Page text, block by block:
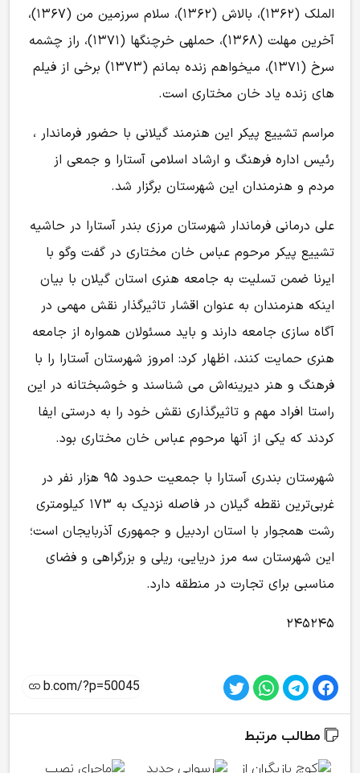
‏الملک (۱۳۶۲)، بالاش (۱۳۶۲)، سلام سرزمین من (۱۳۶۷)،
آخرین مهلت (۱۳۶۸)، حمله‏ی خرچنگها (۱۳۷۱)، راز چشمه
سرخ (۱۳۷۱)، می‏خواهم زنده بمانم (۱۳۷۳) برخی از فیلم
های زنده یاد خان مختاری است.
مراسم تشییع پیکر این هنرمند گیلانی با حضور فرماندار ،
رئیس اداره فرهنگ و ارشاد اسلامی آستارا و جمعی از
مردم و هنرمندان این شهرستان برگزار شد.
علی درمانی فرماندار شهرستان مرزی بندر آستارا در حاشیه
تشییع پیکر مرحوم عباس خان مختاری در گفت وگو با
ایرنا ضمن تسلیت به جامعه هنری استان گیلان با بیان
اینکه هنرمندان به عنوان اقشار تاثیرگذار نقش مهمی در
آگاه سازی جامعه دارند و باید مسئولان همواره از جامعه
هنری حمایت کنند، اظهار کرد: امروز شهرستان آستارا را با
فرهنگ و هنر دیرینه‌اش می شناسند و خوشبختانه در این
راستا افراد مهم و تاثیرگذاری نقش خود را به درستی ایفا
کردند که یکی از آنها مرحوم عباس خان مختاری بود.
شهرستان بندری آستارا با جمعیت حدود ۹۵ هزار نفر در
غربی‌ترین نقطه گیلان در فاصله نزدیک به ۱۷۳ کیلومتری
رشت همجوار با استان اردبیل و جمهوری آذربایجان است؛
این شهرستان سه مرز دریایی، ریلی و بزرگراهی و فضای
مناسبی برای تجارت در منطقه دارد.
۲۴۵۲۴۵
مطالب مرتبط